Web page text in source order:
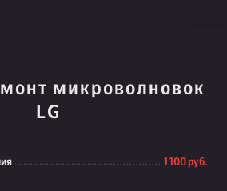
микроволновок
LG
1 100 руб.